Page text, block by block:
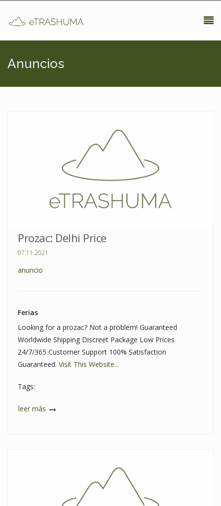
Anuncios
Prozac: Delhi Price
07.11.2021
anuncio
Ferias
Looking for a prozac? Not a problem! Guaranteed
Worldwide Shipping Discreet Package Low Prices
24/7/365 Customer Support 100% Satisfaction
Guaranteed. Visit This Website...
Tags:
leer más